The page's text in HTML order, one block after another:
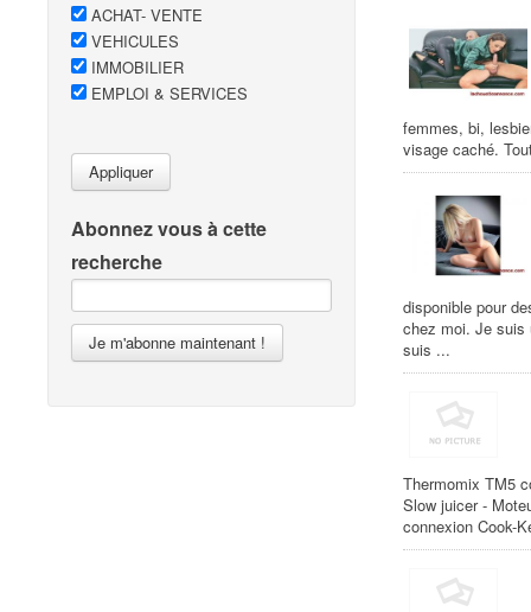
ACHAT- VENTE
VEHICULES
IMMOBILIER
EMPLOI & SERVICES
Appliquer
Abonnez vous à cette
recherche
Je m'abonne maintenant !
femmes, bi,
visage caché.
disponible pour
chez moi. Je suis
suis ...
Thermomix TM5
Slow juicer -
connexion Cook-